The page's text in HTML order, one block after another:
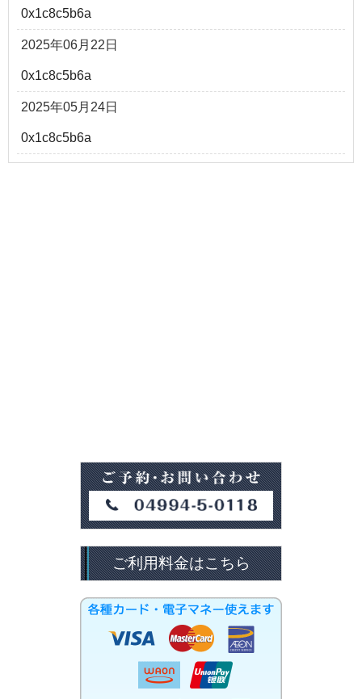
0x1c8c5b6a
2025年06月22日
0x1c8c5b6a
2025年05月24日
0x1c8c5b6a
ご利用料金はこちら